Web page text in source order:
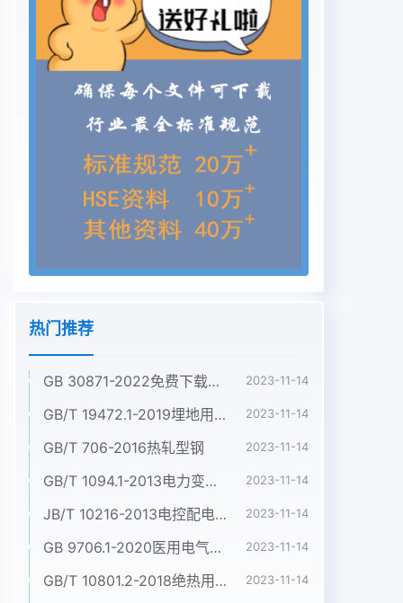
热门推荐
GB 30871-2022免费下载危险化学品企业特殊作业安全规范 2023-11-14
GB/T 19472.1-2019埋地用聚乙烯(PE)结构壁管道系统 第1部分:聚乙烯双壁波纹管材 2023-11-14
GB/T 706-2016热轧型钢 2023-11-14
GB/T 1094.1-2013电力变压器 第1部分:总则 2023-11-14
JB/T 10216-2013电控配电用电缆桥架 2023-11-14
GB 9706.1-2020医用电气设备 第1部分:基本安全和基本性能的通用要求 2023-11-14
GB/T 10801.2-2018绝热用挤塑聚苯乙烯泡沫塑料(XPS) 2023-11-14